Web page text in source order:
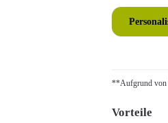
**Aufgrund von
Vorteile